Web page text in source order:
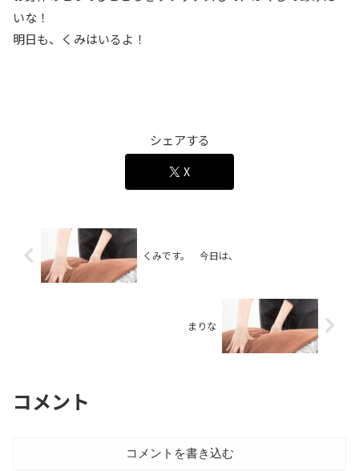
いな！
明日も、くみはいるよ！
シェアする
X
くみです。 今日は、
まりな
コメント
コメントを書き込む